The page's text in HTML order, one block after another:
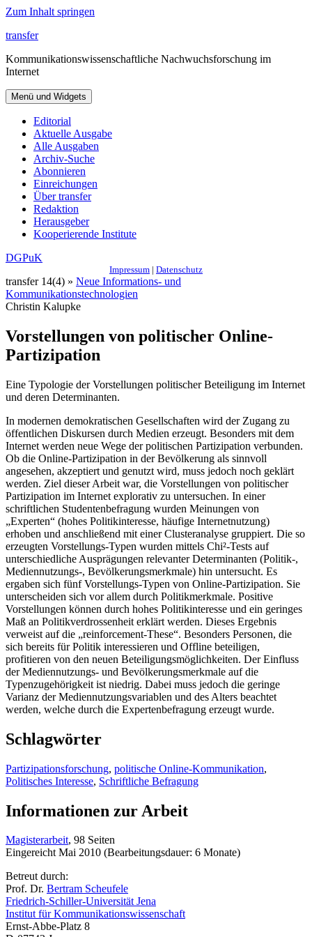
Zum Inhalt springen
transfer
Kommunikationswissenschaftliche Nachwuchsforschung im
Internet
Menü und Widgets
Editorial
Aktuelle Ausgabe
Alle Ausgaben
Archiv-Suche
Abonnieren
Einreichungen
Über transfer
Redaktion
Herausgeber
Kooperierende Institute
DGPuK
Impressum | Datenschutz
transfer 14(4) » Neue Informations- und
Kommunikationstechnologien
Christin Kalupke
Vorstellungen von politischer Online-
Partizipation
Eine Typologie der Vorstellungen politischer Beteiligung im Internet
und deren Determinanten.
In modernen demokratischen Gesellschaften wird der Zugang zu
öffentlichen Diskursen durch Medien erzeugt. Besonders mit dem
Internet werden neue Wege der politischen Partizipation verbunden.
Ob die Online-Partizipation in der Bevölkerung als sinnvoll
angesehen, akzeptiert und genutzt wird, muss jedoch noch geklärt
werden. Ziel dieser Arbeit war, die Vorstellungen von politischer
Partizipation im Internet explorativ zu untersuchen. In einer
schriftlichen Studentenbefragung wurden Meinungen von
„Experten“ (hohes Politikinteresse, häufige Internetnutzung)
erhoben und anschließend mit einer Clusteranalyse gruppiert. Die so
erzeugten Vorstellungs-Typen wurden mittels Chi²-Tests auf
unterschiedliche Ausprägungen relevanter Determinanten (Politik-,
Mediennutzungs-, Bevölkerungsmerkmale) hin untersucht. Es
ergaben sich fünf Vorstellungs-Typen von Online-Partizipation. Sie
unterscheiden sich vor allem durch Politikmerkmale. Positive
Vorstellungen können durch hohes Politikinteresse und ein geringes
Maß an Politikverdrossenheit erklärt werden. Dieses Ergebnis
verweist auf die „reinforcement-These“. Besonders Personen, die
sich bereits für Politik interessieren und Offline beteiligen,
profitieren von den neuen Beteiligungsmöglichkeiten. Der Einfluss
der Mediennutzungs- und Bevölkerungsmerkmale auf die
Typenzugehörigkeit ist niedrig. Dabei muss jedoch die geringe
Varianz der Mediennutzungsvariablen und des Alters beachtet
werden, welche durch die Expertenbefragung erzeugt wurde.
Schlagwörter
Partizipationsforschung, politische Online-Kommunikation,
Politisches Interesse, Schriftliche Befragung
Informationen zur Arbeit
Magisterarbeit, 98 Seiten
Eingereicht Mai 2010 (Bearbeitungsdauer: 6 Monate)
Betreut durch:
Prof. Dr. Bertram Scheufele
Friedrich-Schiller-Universität Jena
Institut für Kommunikationswissenschaft
Ernst-Abbe-Platz 8